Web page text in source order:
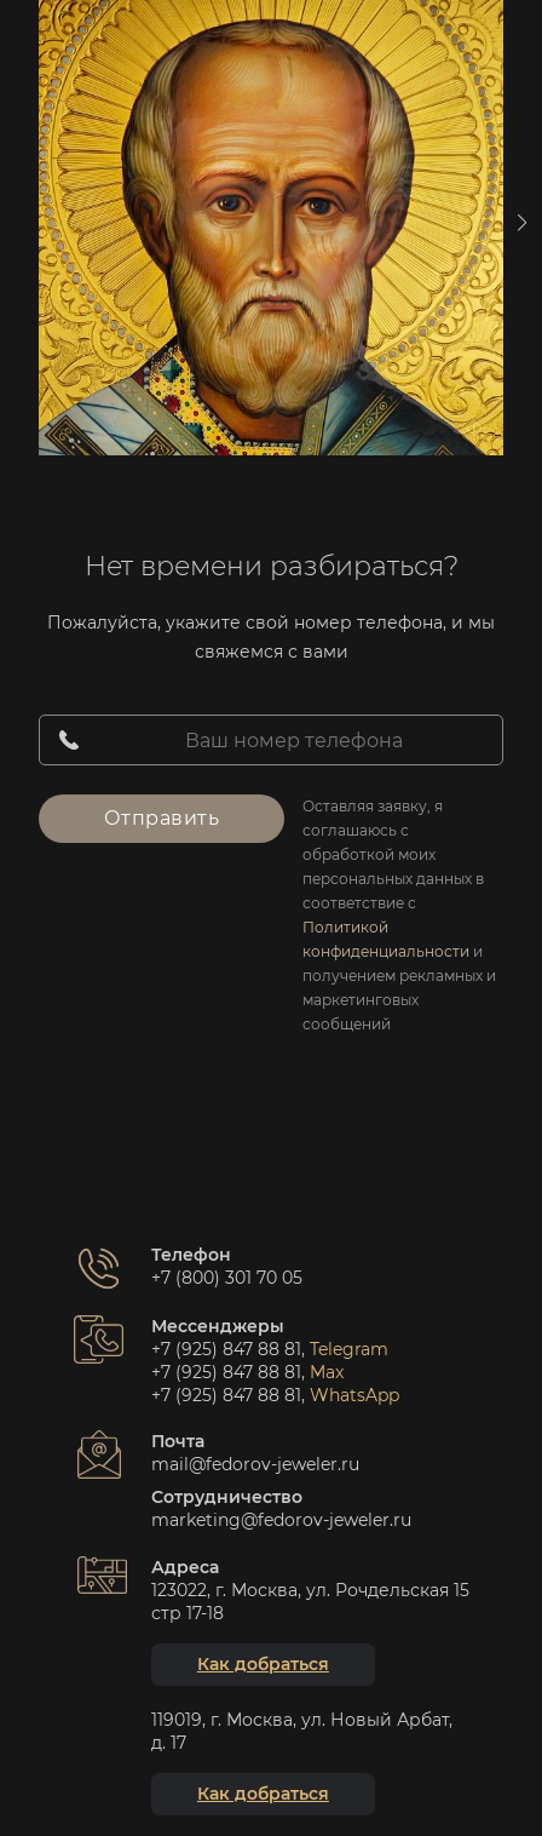
Нет времени разбираться?
Пожалуйста, укажите свой номер телефона, и мы
свяжемся с вами
Отправить
Оставляя заявку, я
соглашаюсь с
обработкой моих
персональных данных в
соответствие с
Политикой
конфиденциальности и
получением рекламных и
маркетинговых
сообщений
Телефон
+7 (800) 301 70 05
Мессенджеры
+7 (925) 847 88 81, Telegram
+7 (925) 847 88 81, Max
+7 (925) 847 88 81, WhatsApp
Почта
mail@fedorov-jeweler.ru
Сотрудничество
marketing@fedorov-jeweler.ru
Адреса
123022, г. Москва, ул. Рочдельская 15
стр 17-18
Как добраться
119019, г. Москва, ул. Новый Арбат,
д. 17
Как добраться